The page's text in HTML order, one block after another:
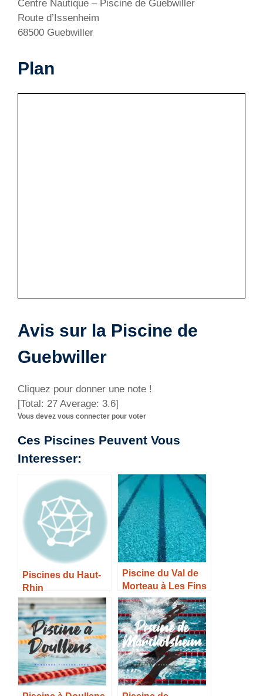
Centre Nautique – Piscine de Guebwiller
Route d’Issenheim
68500 Guebwiller
Plan
Avis sur la Piscine de
Guebwiller
Cliquez pour donner une note !
[Total: 27 Average: 3.6]
Vous devez vous connecter pour voter
Ces Piscines Peuvent Vous
Interesser:
Piscines du Haut-
Rhin
Piscine du Val de
Morteau à Les Fins
– Horaires, Tarifs et
Infos –